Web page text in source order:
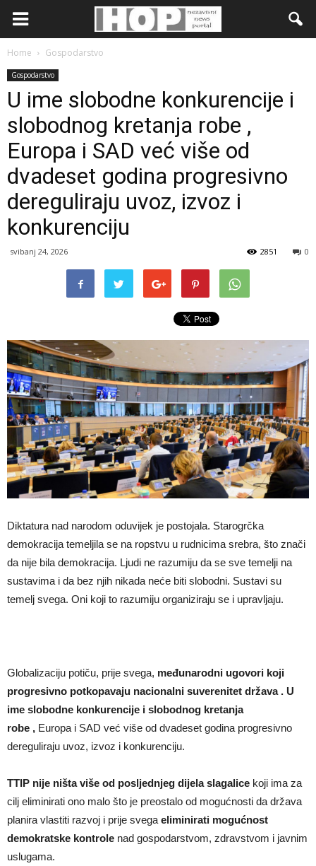
Home Gospodarstvo
Gospodarstvo
U ime slobodne konkurencije i
slobodnog kretanja robe ,
Europa i SAD već više od
dvadeset godina progresivno
dereguliraju uvoz, izvoz i
konkurenciju
svibanj 24, 2026 0
2851
Diktatura nad narodom oduvijek je postojala. Starogrčka
demokracija temeljila se na ropstvu u rudnicima srebra, što znači
da nije bila demokracija. Ljudi ne razumiju da se sve temelji na
sustavima i da bez njih nikada neće biti slobodni. Sustavi su
temelj svega. Oni koji to razumiju organiziraju se i upravljaju.
Globalizaciju potiču, prije svega, međunarodni ugovori koji
progresivno potkopavaju nacionalni suverenitet država . U
ime slobodne konkurencije i slobodnog kretanja
robe , Europa i SAD već više od dvadeset godina progresivno
dereguliraju uvoz, izvoz i konkurenciju.
TTIP nije ništa više od posljednjeg dijela slagalice koji ima za
cilj eliminirati ono malo što je preostalo od mogućnosti da država
planira vlastiti razvoj i prije svegaeliminirati mogućnost
demokratske kontrole nad gospodarstvom, zdravstvom i javnim
uslugama.